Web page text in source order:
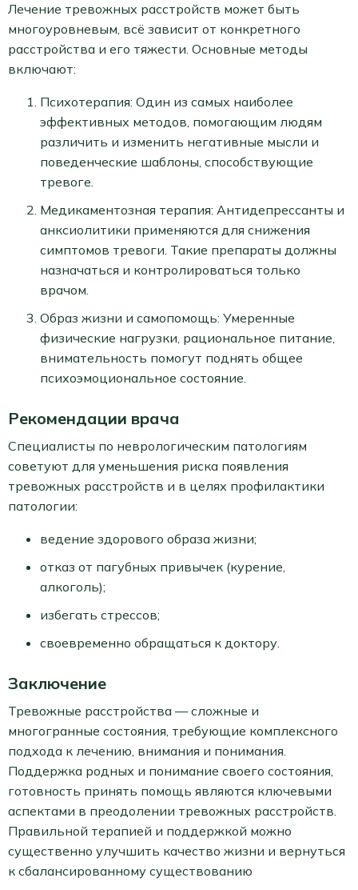
Лечение тревожных расстройств может быть
многоуровневым, всё зависит от конкретного
расстройства и его тяжести. Основные методы
включают:
Психотерапия: Один из самых наиболее
эффективных методов, помогающим людям
различить и изменить негативные мысли и
поведенческие шаблоны, способствующие
тревоге.
Медикаментозная терапия: Антидепрессанты и
анксиолитики применяются для снижения
симптомов тревоги. Такие препараты должны
назначаться и контролироваться только
врачом.
Образ жизни и самопомощь: Умеренные
физические нагрузки, рациональное питание,
внимательность помогут поднять общее
психоэмоциональное состояние.
Рекомендации врача
Специалисты по неврологическим патологиям
советуют для уменьшения риска появления
тревожных расстройств и в целях профилактики
патологии:
ведение здорового образа жизни;
отказ от пагубных привычек (курение,
алкоголь);
избегать стрессов;
своевременно обращаться к доктору.
Заключение
Тревожные расстройства — сложные и
многогранные состояния, требующие комплексного
подхода к лечению, внимания и понимания.
Поддержка родных и понимание своего состояния,
готовность принять помощь являются ключевыми
аспектами в преодолении тревожных расстройств.
Правильной терапией и поддержкой можно
существенно улучшить качество жизни и вернуться
к сбалансированному существованию